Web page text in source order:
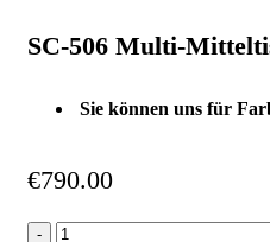
SC-506 Multi-
Sie können uns für
€790.00